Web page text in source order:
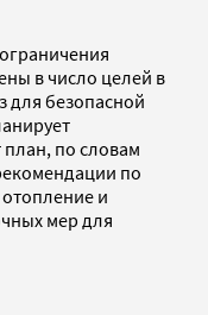
в число целей в
для безопасной
план, по словам
по
и
мер для